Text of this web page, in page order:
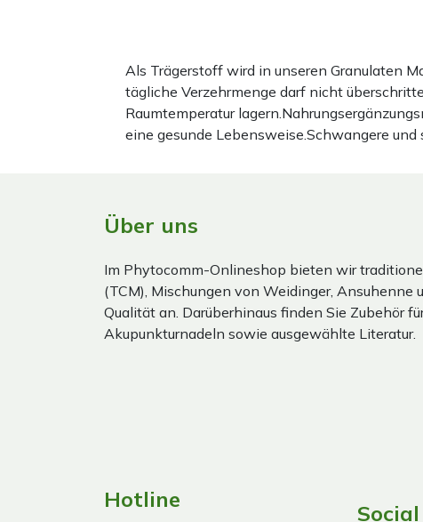
Als Trägerstoff wird in unseren Granulaten
tägliche Verzehrmenge darf nicht
Raumtemperatur
eine gesunde Lebensweise.Schwangere
Über uns
Im Phytocomm-Onlineshop bieten wir
(TCM), Mischungen von Weidinger, Ansuhenne
Qualität an. Darüberhinaus finden Sie Zubehör
Akupunkturnadeln sowie ausgewählte Literatur.
Hotline